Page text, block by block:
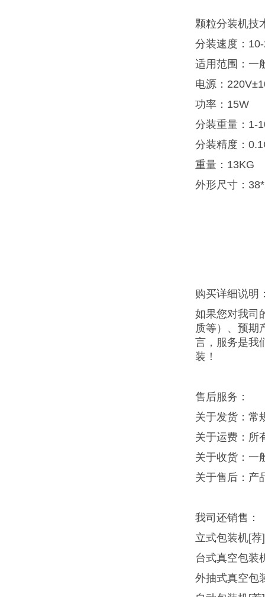
颗粒分装机技
分装速度：
适用范围：一
电源：
功率：15W
分装重量：1-
分装精度：
重量：13KG
外形尺寸：
购买详细说明
如果您对我司
质等）、预期
言，服务是我
装！
售后服务：
关于发货：常
关于运费：所
关于收货：一
关于售后：产
我司还销售：
立式包装机[
台式真空包装
外抽式真空包